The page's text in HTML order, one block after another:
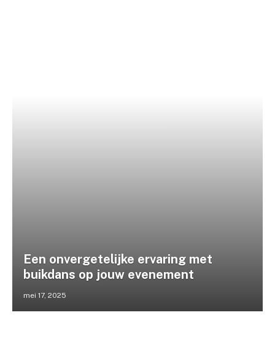
Een onvergetelijke ervaring met
buikdans op jouw evenement
mei 17, 2025